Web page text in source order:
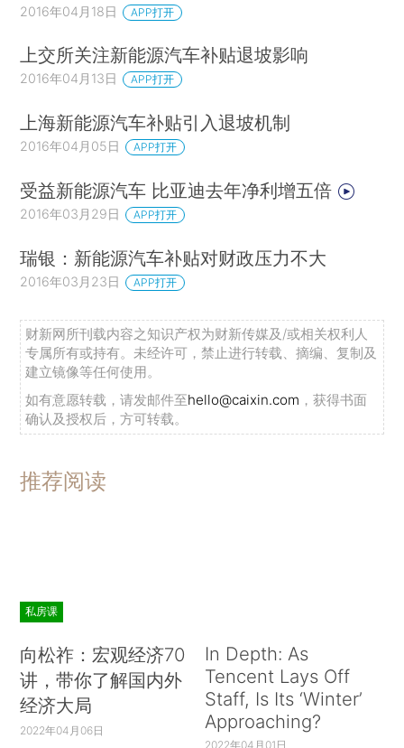
2016年04月18日 APP打开
上交所关注新能源汽车补贴退坡影响
2016年04月13日 APP打开
上海新能源汽车补贴引入退坡机制
2016年04月05日 APP打开
受益新能源汽车 比亚迪去年净利增五倍
2016年03月29日 APP打开
瑞银：新能源汽车补贴对财政压力不大
2016年03月23日 APP打开
财新网所刊载内容之知识产权为财新传媒及/或相关权利人
专属所有或持有。未经许可，禁止进行转载、摘编、复制及
建立镜像等任何使用。
如有意愿转载，请发邮件至hello@caixin.com ，获得书面
确认及授权后，方可转载。
推荐阅读
私房课
向松祚：宏观经济70
讲，带你了解国内外
经济大局
2022年04月06日
In Depth: As
Tencent Lays Off
Staff, Is Its ‘Winter’
Approaching?
2022年04月01日